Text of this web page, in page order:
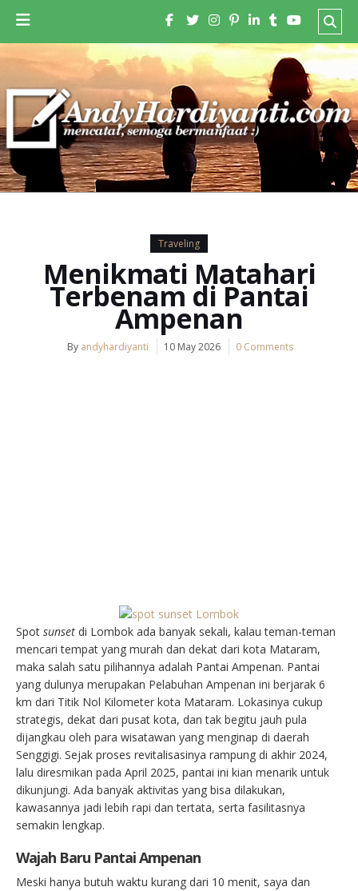
Traveling
Menikmati Matahari
Terbenam di Pantai
Ampenan
By andyhardiyanti 10 May 2026 0 Comments
Spot sunset di Lombok ada banyak sekali, kalau teman-teman
mencari tempat yang murah dan dekat dari kota Mataram,
maka salah satu pilihannya adalah Pantai Ampenan. Pantai
yang dulunya merupakan Pelabuhan Ampenan ini berjarak 6
km dari Titik Nol Kilometer kota Mataram. Lokasinya cukup
strategis, dekat dari pusat kota, dan tak begitu jauh pula
dijangkau oleh para wisatawan yang menginap di daerah
Senggigi. Sejak proses revitalisasinya rampung di akhir 2024,
lalu diresmikan pada April 2025, pantai ini kian menarik untuk
dikunjungi. Ada banyak aktivitas yang bisa dilakukan,
kawasannya jadi lebih rapi dan tertata, serta fasilitasnya
semakin lengkap.
Wajah Baru Pantai Ampenan
Meski hanya butuh waktu kurang dari 10 menit, saya dan